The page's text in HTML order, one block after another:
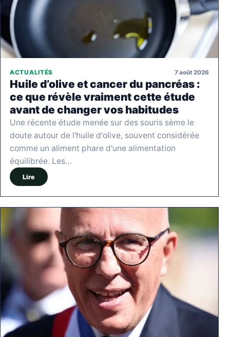
ACTUALITÉS 7 août 2026
Huile d’olive et cancer du pancréas :
ce que révèle vraiment cette étude
avant de changer vos habitudes
Une récente étude menée sur des souris sème le
doute autour de l'huile d'olive, souvent considérée
comme un aliment phare d'une alimentation
équilibrée. Les…
Lire